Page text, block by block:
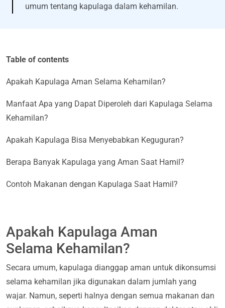
umum tentang kapulaga dalam kehamilan.
Table of contents
Apakah Kapulaga Aman Selama Kehamilan?
Manfaat Apa yang Dapat Diperoleh dari Kapulaga Selama
Kehamilan?
Apakah Kapulaga Bisa Menyebabkan Keguguran?
Berapa Banyak Kapulaga yang Aman Saat Hamil?
Contoh Makanan dengan Kapulaga Saat Hamil?
Apakah Kapulaga Aman
Selama Kehamilan?
Secara umum, kapulaga dianggap aman untuk dikonsumsi
selama kehamilan jika digunakan dalam jumlah yang
wajar. Namun, seperti halnya dengan semua makanan dan